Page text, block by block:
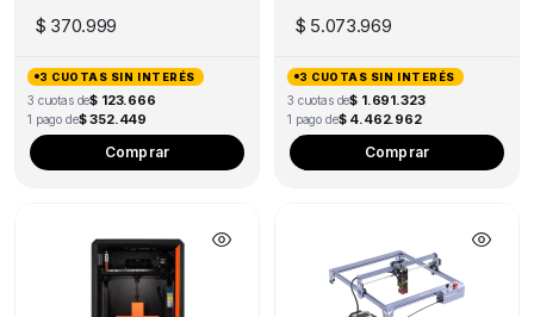
$ 370.999
3 CUOTAS SIN INTERÉS
3 cuotas de$ 123.666
1 pago de$ 352.449
Comprar
$ 5.073.969
3 CUOTAS SIN INTERÉS
3 cuotas de$ 1.691.323
1 pago de$ 4.462.962
Comprar